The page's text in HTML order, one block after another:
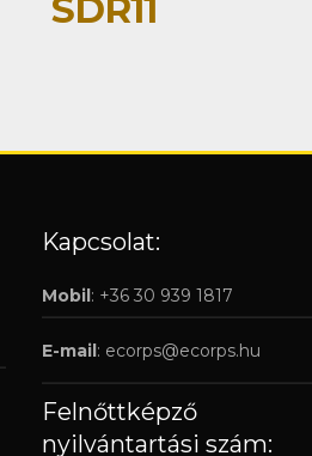
SDR11
Kapcsolat:
Mobil: +36 30 939 1817
E-mail: ecorps@ecorps.hu
Felnőttképző
nyilvántartási szám: